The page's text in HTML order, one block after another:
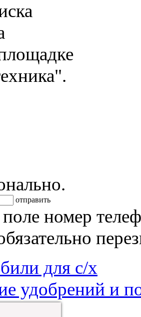
отправить
номер
для с/х
удобрений и